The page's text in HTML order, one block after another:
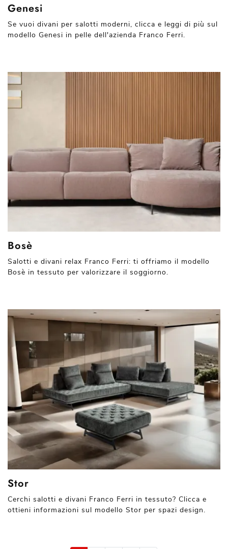
Genesi
Se vuoi divani per salotti moderni, clicca e leggi di più sul
modello Genesi in pelle dell'azienda Franco Ferri.
Bosè
Salotti e divani relax Franco Ferri: ti offriamo il modello
Bosè in tessuto per valorizzare il soggiorno.
Stor
Cerchi salotti e divani Franco Ferri in tessuto? Clicca e
ottieni informazioni sul modello Stor per spazi design.